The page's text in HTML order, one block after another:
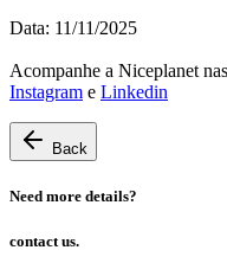
Data: 11/11/2025
Acompanhe a Niceplanet
Instagram e Linkedin
Back
Need more details?
contact us.